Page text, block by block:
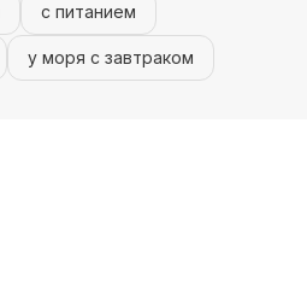
с питанием
у моря с завтраком